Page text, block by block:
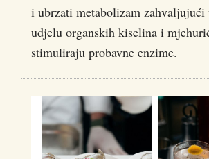
i ubrzati metabolizam zahvaljujući
udjelu organskih kiselina i
stimuliraju probavne enzime.